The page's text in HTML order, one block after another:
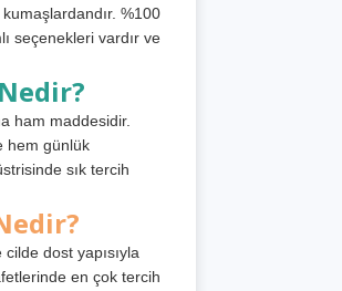
%100
seçenekleri vardır ve
ham maddesidir.
hem günlük
sık tercih
dost yapısıyla
en çok tercih